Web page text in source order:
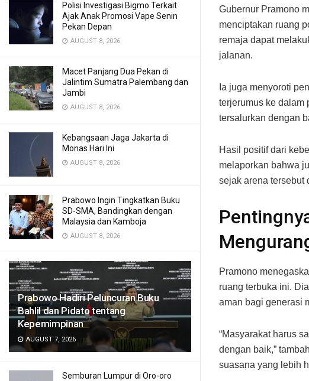
Polisi Investigasi Bigmo Terkait
Ajak Anak Promosi Vape Senin
Pekan Depan
AUGUST 8, 2026
Macet Panjang Dua Pekan di
Jalintim Sumatra Palembang dan
Jambi
AUGUST 8, 2026
Kebangsaan Jaga Jakarta di
Monas Hari Ini
AUGUST 8, 2026
Prabowo Ingin Tingkatkan Buku
SD-SMA, Bandingkan dengan
Malaysia dan Kamboja
AUGUST 8, 2026
Prabowo Hadiri Peluncuran Buku
Bahlil dan Pidato tentang
Kepemimpinan
AUGUST 7, 2026
Semburan Lumpur di Oro-oro
Gubernur Pramono
menciptakan ruang
remaja dapat
jalanan.
Ia juga menyoroti
terjerumus ke dalam
tersalurkan dengan
Hasil positif dari
melaporkan bahwa
sejak arena tersebut
Pramono
ruang terbuka ini.
aman bagi generasi
“Masyarakat harus
dengan baik,”
suasana yang lebih